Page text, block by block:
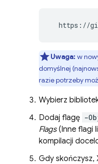
https://
Uwaga: w
domyślnej
razie potrzeby
Wybierz
Dodaj flagę -
Flags(Inne flagi
kompilacji
Gdy skończysz,